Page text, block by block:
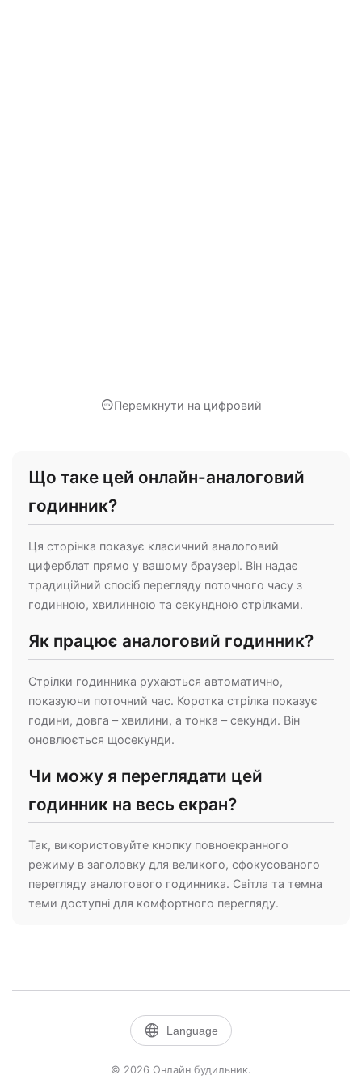
nest_clock_farsight_digitalПеремкнути на цифровий
Що таке цей онлайн-аналоговий
годинник?
Ця сторінка показує класичний аналоговий
циферблат прямо у вашому браузері. Він надає
традиційний спосіб перегляду поточного часу з
годинною, хвилинною та секундною стрілками.
Як працює аналоговий годинник?
Стрілки годинника рухаються автоматично,
показуючи поточний час. Коротка стрілка показує
години, довга – хвилини, а тонка – секунди. Він
оновлюється щосекунди.
Чи можу я переглядати цей
годинник на весь екран?
Так, використовуйте кнопку повноекранного
режиму в заголовку для великого, сфокусованого
перегляду аналогового годинника. Світла та темна
теми доступні для комфортного перегляду.
language Language
© 2026 Онлайн будильник.